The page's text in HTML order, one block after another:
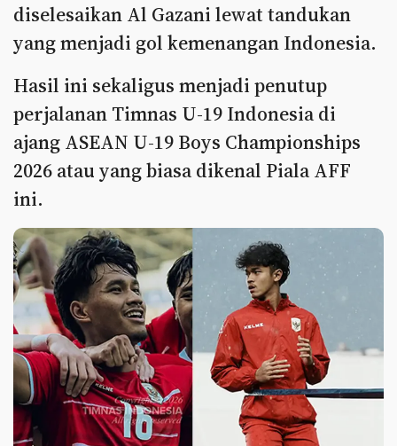
diselesaikan Al Gazani lewat tandukan
yang menjadi gol kemenangan Indonesia.
Hasil ini sekaligus menjadi penutup
perjalanan Timnas U-19 Indonesia di
ajang ASEAN U-19 Boys Championships
2026 atau yang biasa dikenal Piala AFF
ini.